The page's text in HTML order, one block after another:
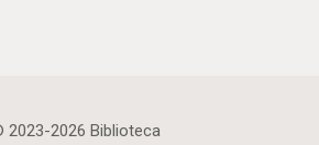
2023-2026 Biblioteca